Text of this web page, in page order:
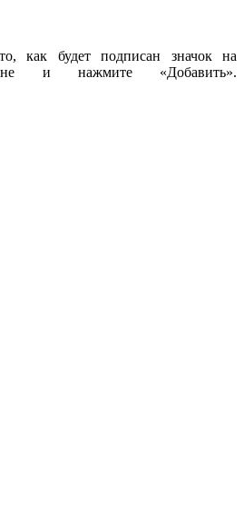
как будет подписан значок на
и нажмите «Добавить».